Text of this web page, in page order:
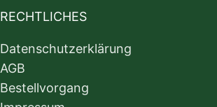
RECHTLICHES
Datenschutzerklärung
AGB
Bestellvorgang